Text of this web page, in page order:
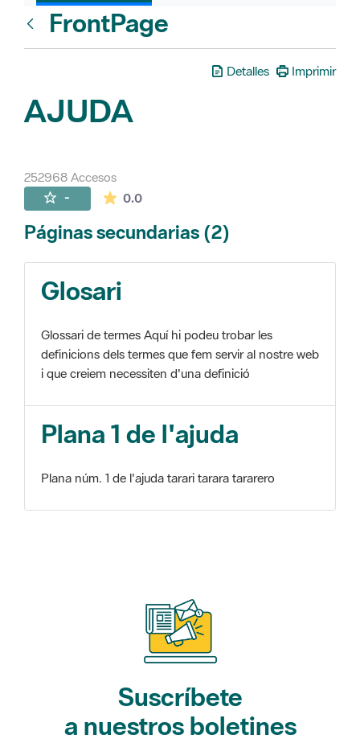
FrontPage
Detalles Imprimir
AJUDA
252968 Accesos
- 0.0La valoración media es de 0 estrellas de
Páginas secundarias (2)
Glosari
Glossari de termes Aquí hi podeu trobar les
definicions dels termes que fem servir al nostre web
i que creiem necessiten d'una definició
Plana 1 de l'ajuda
Plana núm. 1 de l'ajuda tarari tarara tararero
Suscríbete
a nuestros boletines